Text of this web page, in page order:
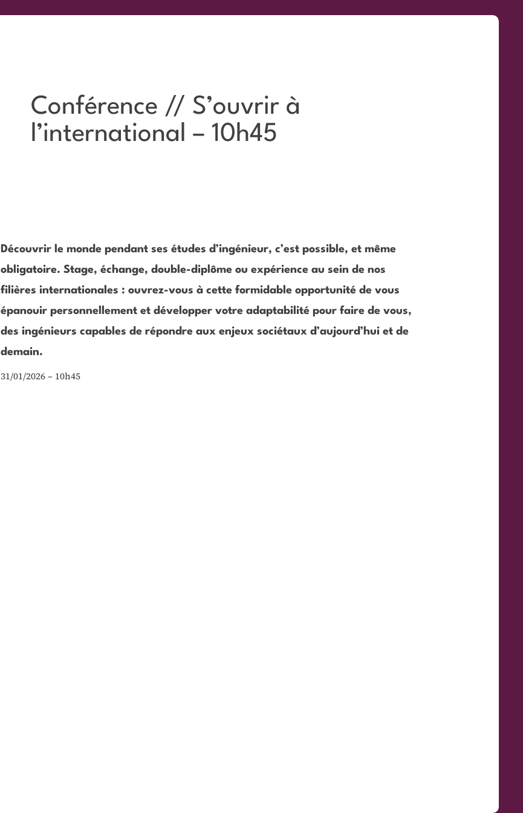
Conférence // S’ouvrir à
l’international – 10h45
Découvrir le monde pendant ses études d’ingénieur, c’est possible, et même
obligatoire. Stage, échange, double-diplôme ou expérience au sein de nos
filières internationales : ouvrez-vous à cette formidable opportunité de vous
épanouir personnellement et développer votre adaptabilité pour faire de vous,
des ingénieurs capables de répondre aux enjeux sociétaux d’aujourd’hui et de
demain.
31/01/2026 – 10h45